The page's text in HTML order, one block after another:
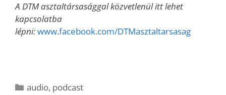
A DTM asztaltársasággal közvetlenül itt lehet
kapcsolatba
lépni:www.facebook.com/DTMasztaltarsasag
Kategória
audio, podcast